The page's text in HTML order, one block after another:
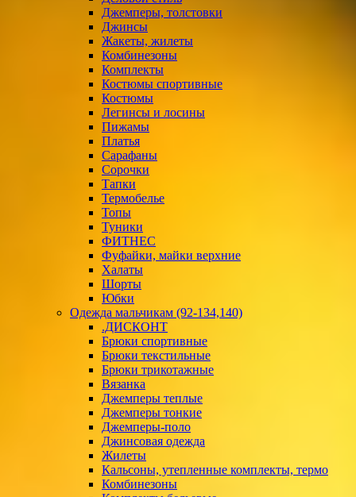
Джемперы, толстовки
Джинсы
Жакеты, жилеты
Комбинезоны
Комплекты
Костюмы спортивные
Костюмы
Легинсы и лосины
Пижамы
Платья
Сарафаны
Сорочки
Тапки
Термобелье
Топы
Туники
ФИТНЕС
Фуфайки, майки верхние
Халаты
Шорты
Юбки
Одежда мальчикам (92-134,140)
.ДИСКОНТ
Брюки спортивные
Брюки текстильные
Брюки трикотажные
Вязанка
Джемперы теплые
Джемперы тонкие
Джемперы-поло
Джинсовая одежда
Жилеты
Кальсоны, утепленные комплекты, термо
Комбинезоны